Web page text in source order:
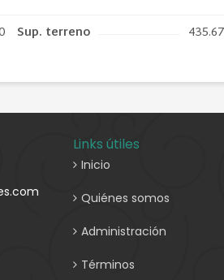
Sup. terreno 435.67
Links útiles
Inicio
Quiénes somos
Administración
Términos